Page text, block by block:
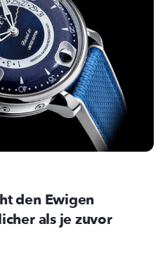
den Ewigen
als je zuvor